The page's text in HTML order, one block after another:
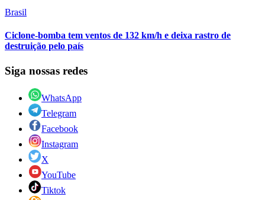
Brasil
Ciclone-bomba tem ventos de 132 km/h e deixa rastro de
destruição pelo país
Siga nossas redes
WhatsApp
Telegram
Facebook
Instagram
X
YouTube
Tiktok